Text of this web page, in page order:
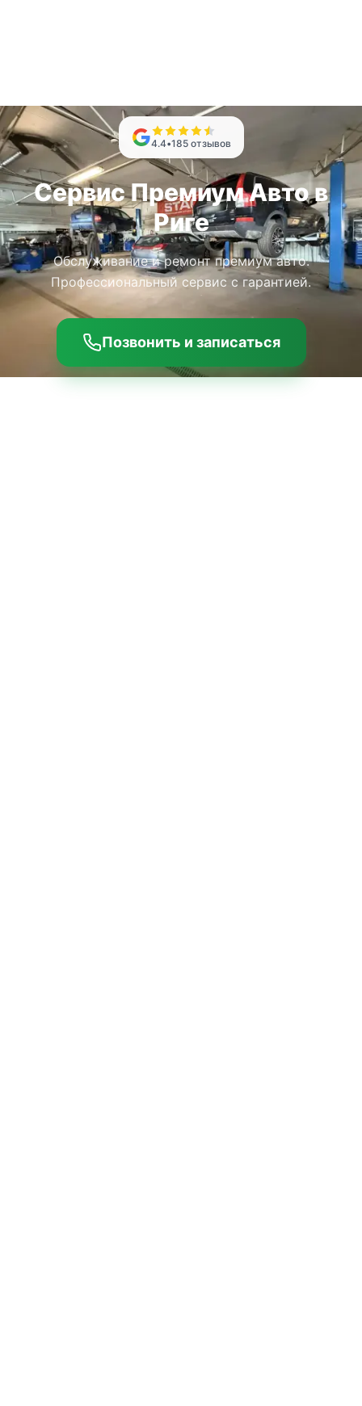
4.4•185 отзывов
Сервис Премиум Авто в
Риге
Обслуживание и ремонт премиум авто.
Профессиональный сервис с гарантией.
Позвонить и записаться